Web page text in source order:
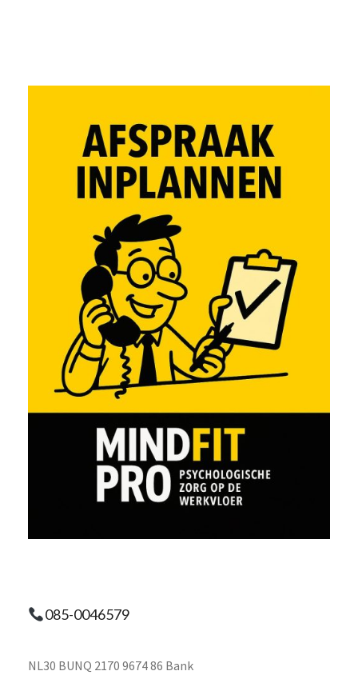
085-0046579
NL30 BUNQ 2170 9674 86 Bank